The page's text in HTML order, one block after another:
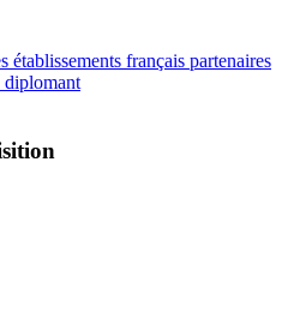
établissements français partenaires
diplomant